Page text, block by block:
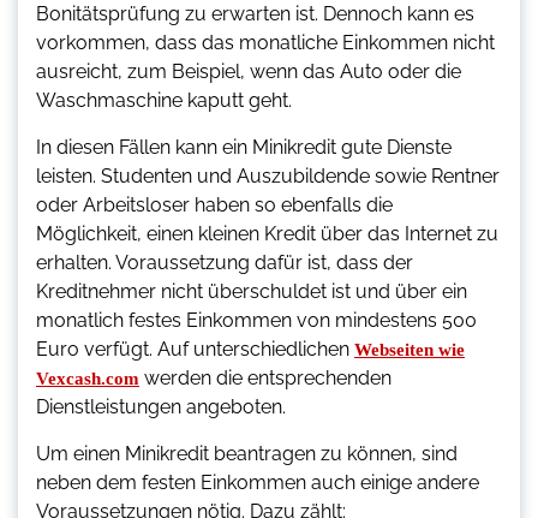
Bonitätsprüfung zu erwarten ist. Dennoch kann es
vorkommen, dass das monatliche Einkommen nicht
ausreicht, zum Beispiel, wenn das Auto oder die
Waschmaschine kaputt geht.
In diesen Fällen kann ein Minikredit gute Dienste
leisten. Studenten und Auszubildende sowie Rentner
oder Arbeitsloser haben so ebenfalls die
Möglichkeit, einen kleinen Kredit über das Internet zu
erhalten. Voraussetzung dafür ist, dass der
Kreditnehmer nicht überschuldet ist und über ein
monatlich festes Einkommen von mindestens 500
Euro verfügt. Auf unterschiedlichen Webseiten wie
Vexcash.com werden die entsprechenden
Dienstleistungen angeboten.
Um einen Minikredit beantragen zu können, sind
neben dem festen Einkommen auch einige andere
Voraussetzungen nötig. Dazu zählt: